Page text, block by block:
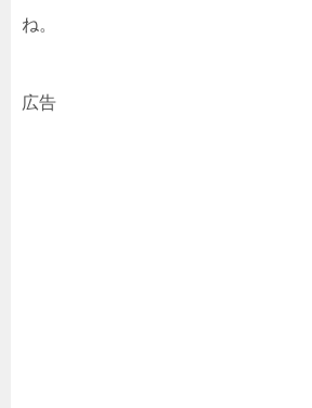
ね。
広告